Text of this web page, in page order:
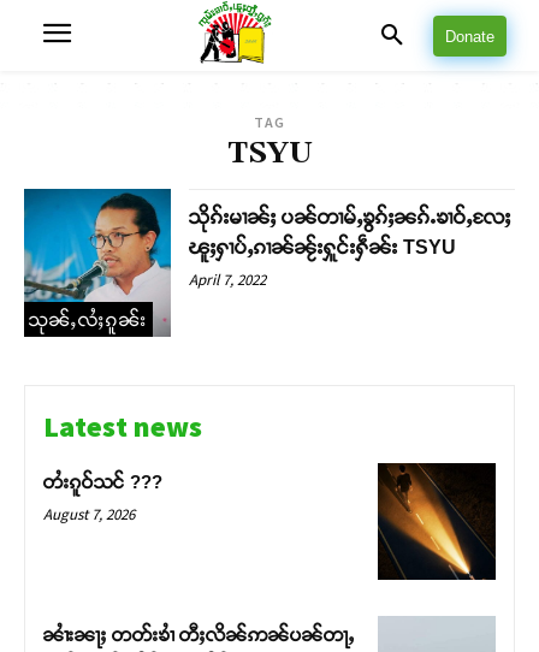
Donate
TAG
TSYU
သုၼ်ႇလႆႈၵူၼ်း
သိုၵ်းမၢၼ်ႈ ပၼ်တၢမ်ႇၶွၵ်ႈၼၵ်ႉၶၢဝ်ႇလႄႈ
ၽူႈႁၢပ်ႇၵၢၼ်ၼႂ်းႁူင်းႁဵၼ်း TSYU
April 7, 2022
Latest news
တႆးၵူဝ်သင် ???
August 7, 2026
ၼၢႆးၼႃႈ တတ်းၶၢႆ တီႈလိၼ်ဢၼ်ပၼ်တႃႇ